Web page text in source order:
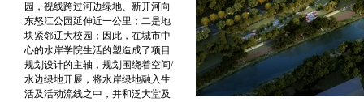
园，视线跨过河边绿地、新开河向
东怒江公园延伸近一公里；二是地
块紧邻辽大校园；因此，在城市中
心的水岸学院生活的塑造成了项目
规划设计的主轴，规划围绕着空间/
水边绿地开展，将水岸绿地融入生
活及活动流线之中，并和泛大堂及